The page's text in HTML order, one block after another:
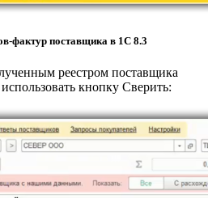
фактур поставщика в 1С 8.3
реестром поставщика
кнопку Сверить: